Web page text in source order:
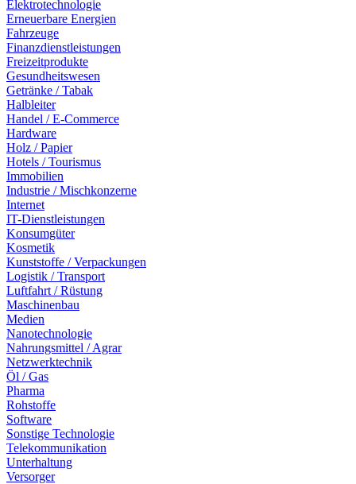
Elektrotechnologie
Erneuerbare Energien
Fahrzeuge
Finanzdienstleistungen
Freizeitprodukte
Gesundheitswesen
Getränke / Tabak
Halbleiter
Handel / E-Commerce
Hardware
Holz / Papier
Hotels / Tourismus
Immobilien
Industrie / Mischkonzerne
Internet
IT-Dienstleistungen
Konsumgüter
Kosmetik
Kunststoffe / Verpackungen
Logistik / Transport
Luftfahrt / Rüstung
Maschinenbau
Medien
Nanotechnologie
Nahrungsmittel / Agrar
Netzwerktechnik
Öl / Gas
Pharma
Rohstoffe
Software
Sonstige Technologie
Telekommunikation
Unterhaltung
Versorger